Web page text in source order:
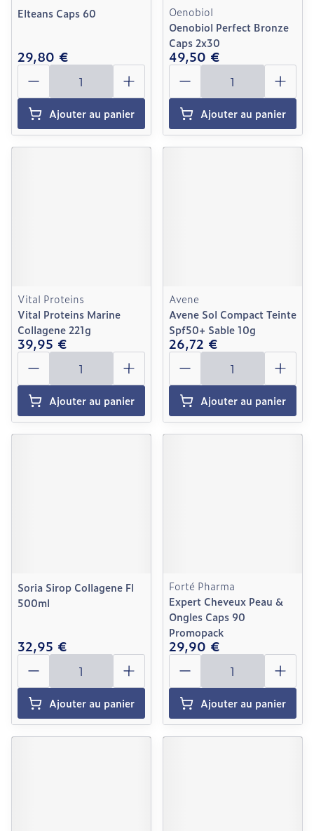
Elteans Caps 60
29,80 €
Quantité
Ajouter au panier
Oenobiol
Oenobiol Perfect Bronze
Caps 2x30
49,50 €
Quantité
Ajouter au panier
Vital Proteins
Vital Proteins Marine
Collagene 221g
39,95 €
Quantité
Ajouter au panier
Avene
Avene Sol Compact Teinte
Spf50+ Sable 10g
26,72 €
Quantité
Ajouter au panier
Soria Sirop Collagene Fl
500ml
32,95 €
Quantité
Ajouter au panier
Forté Pharma
Expert Cheveux Peau &
Ongles Caps 90
Promopack
29,90 €
Quantité
Ajouter au panier